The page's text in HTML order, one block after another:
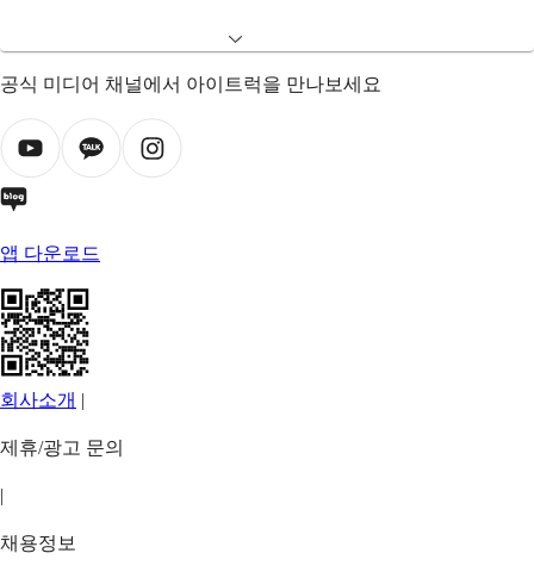
공식 미디어 채널에서 아이트럭을 만나보세요
앱 다운로드
회사소개 |
제휴/광고 문의
|
채용정보